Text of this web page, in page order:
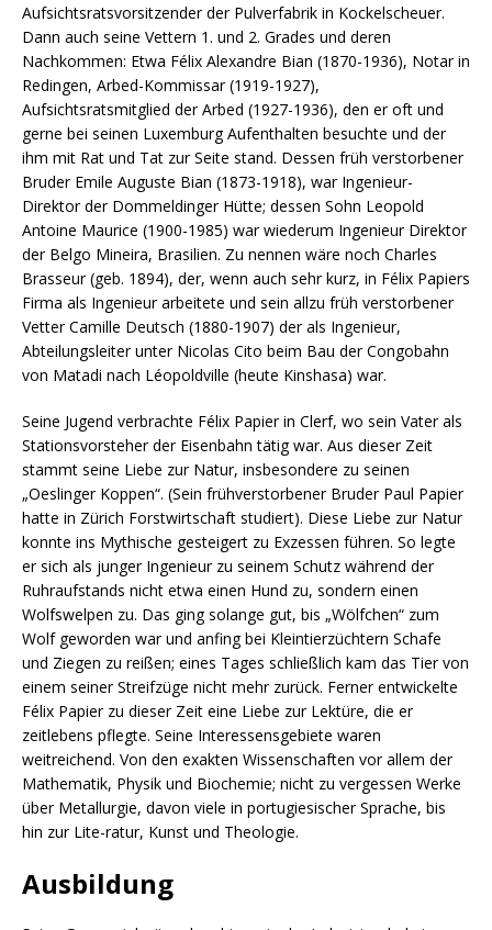
Aufsichtsratsvorsitzender der Pulverfabrik in Kockelscheuer.
Dann auch seine Vettern 1. und 2. Grades und deren
Nachkommen: Etwa Félix Alexandre Bian (1870-1936), Notar in
Redingen, Arbed-Kommissar (1919-1927),
Aufsichtsratsmitglied der Arbed (1927-1936), den er oft und
gerne bei seinen Luxemburg Aufenthalten besuchte und der
ihm mit Rat und Tat zur Seite stand. Dessen früh verstorbener
Bruder Emile Auguste Bian (1873-1918), war Ingenieur-
Direktor der Dommeldinger Hütte; dessen Sohn Leopold
Antoine Maurice (1900-1985) war wiederum Ingenieur Direktor
der Belgo Mineira, Brasilien. Zu nennen wäre noch Charles
Brasseur (geb. 1894), der, wenn auch sehr kurz, in Félix Papiers
Firma als Ingenieur arbeitete und sein allzu früh verstorbener
Vetter Camille Deutsch (1880-1907) der als Ingenieur,
Abteilungsleiter unter Nicolas Cito beim Bau der Congobahn
von Matadi nach Léopoldville (heute Kinshasa) war.
Seine Jugend verbrachte Félix Papier in Clerf, wo sein Vater als
Stationsvorsteher der Eisenbahn tätig war. Aus dieser Zeit
stammt seine Liebe zur Natur, insbesondere zu seinen
„Oeslinger Koppen“. (Sein frühverstorbener Bruder Paul Papier
hatte in Zürich Forstwirtschaft studiert). Diese Liebe zur Natur
konnte ins Mythische gesteigert zu Exzessen führen. So legte
er sich als junger Ingenieur zu seinem Schutz während der
Ruhraufstands nicht etwa einen Hund zu, sondern einen
Wolfswelpen zu. Das ging solange gut, bis „Wölfchen“ zum
Wolf geworden war und anfing bei Kleintierzüchtern Schafe
und Ziegen zu reißen; eines Tages schließlich kam das Tier von
einem seiner Streifzüge nicht mehr zurück. Ferner entwickelte
Félix Papier zu dieser Zeit eine Liebe zur Lektüre, die er
zeitlebens pflegte. Seine Interessensgebiete waren
weitreichend. Von den exakten Wissenschaften vor allem der
Mathematik, Physik und Biochemie; nicht zu vergessen Werke
über Metallurgie, davon viele in portugiesischer Sprache, bis
hin zur Lite-ratur, Kunst und Theologie.
Ausbildung